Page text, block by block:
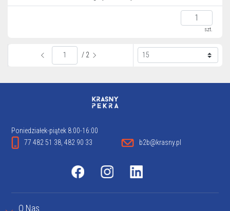
szt.
/ 2
Poniedziałek-piątek 8:00-16:00
77 482 51 38, 482 90 33
b2b@krasny.pl
O Nas